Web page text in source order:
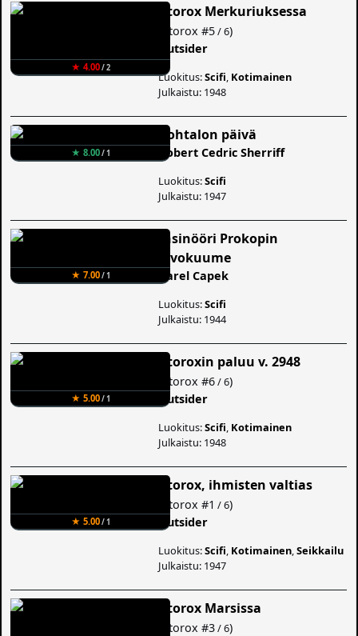
★ 4.00/ 2
Atorox Merkuriuksessa
Atorox #5/ 6)
Outsider
Luokitus:Scifi Kotimainen
Julkaistu: 1948
★ 8.00/ 1
Kohtalon päivä
Robert Cedric Sherriff
Luokitus:Scifi
Julkaistu: 1947
★ 7.00/ 1
Insinööri Prokopin
aivokuume
Karel Capek
Luokitus:Scifi
Julkaistu: 1944
★ 5.00/ 1
Atoroxin paluu v. 2948
Atorox #6/ 6)
Outsider
Luokitus:Scifi Kotimainen
Julkaistu: 1948
★ 5.00/ 1
Atorox, ihmisten valtias
Atorox #1 / 6)
Outsider
Luokitus:Scifi Kotimainen ,Seikkailu
Julkaistu: 1947
Atorox Marsissa
Atorox #3/ 6)